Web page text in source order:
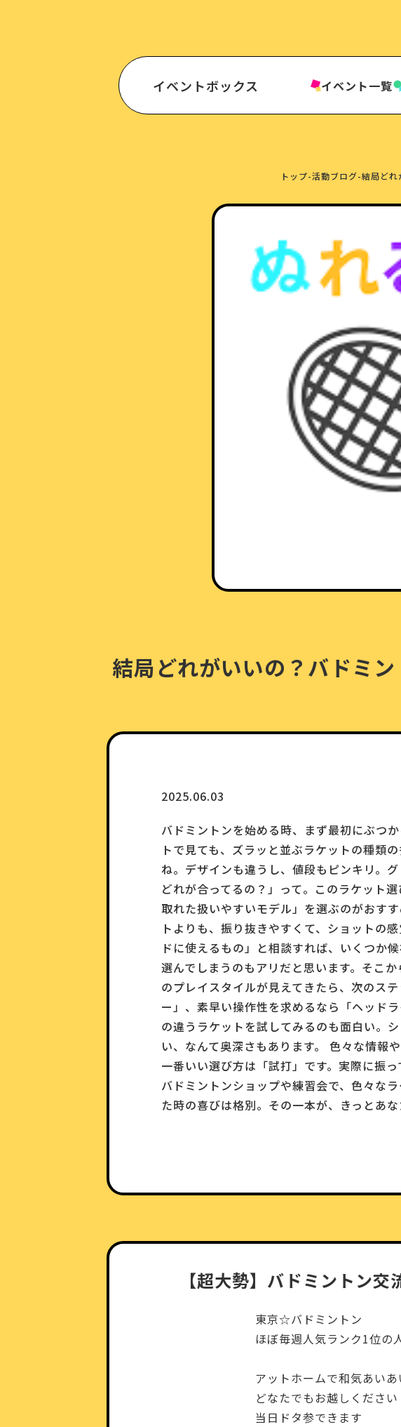
イベントボックス イベント一覧
トップ-活動ブログ-結局どれ
結局どれがいいの？バドミ
2025.06.03
バドミントンを始める時、まず最初にぶつ
トで見ても、ズラッと並ぶラケットの種類
ね。デザインも違うし、値段もピンキリ。
どれが合ってるの？」って。このラケット
取れた扱いやすいモデル」を選ぶのがおす
トよりも、振り抜きやすくて、ショットの
ドに使えるもの」と相談すれば、いくつか
選んでしまうのもアリだと思います。そこ
のプレイスタイルが見えてきたら、次のス
ー」、素早い操作性を求めるなら「ヘッド
の違うラケットを試してみるのも面白い。
い、なんて奥深さもあります。 色々な情報
一番いい選び方は「試打」です。実際に振
バドミントンショップや練習会で、色々な
た時の喜びは格別。その一本が、きっとあ
【超大勢】バドミントン
東京☆バドミントン
ほぼ毎週人気ランク1位
アットホームで和気あい
どなたでもお越しください
当日ドタ参できます